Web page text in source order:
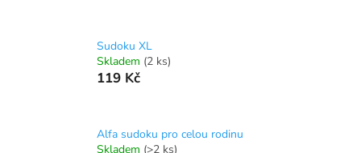
Sudoku XL
Skladem (2 ks)
119 Kč
Alfa sudoku pro celou rodinu
Skladem (>2 ks)